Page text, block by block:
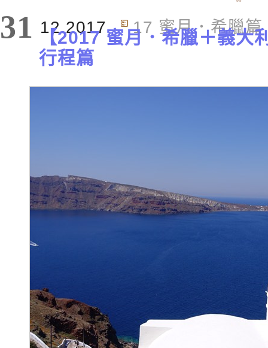
31 12.2017 17 蜜月．希臘篇
【2017 蜜月．希臘＋義大
行程篇